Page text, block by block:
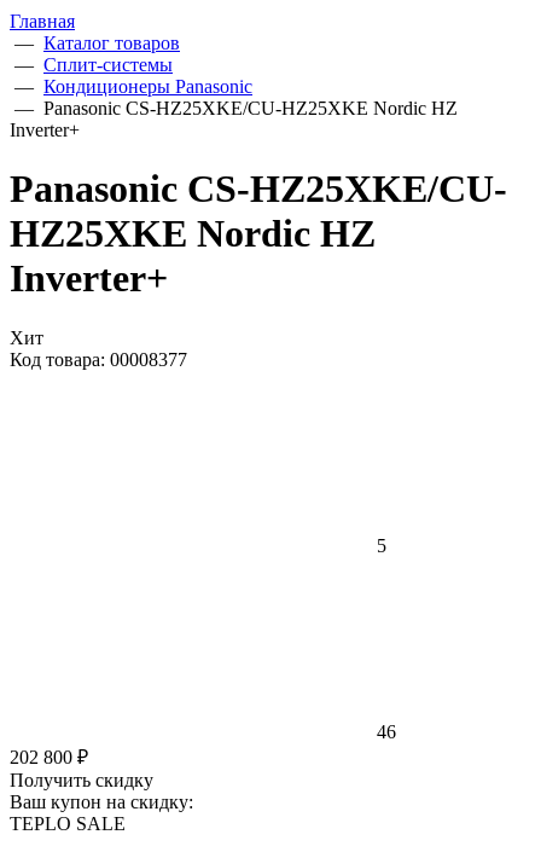
Главная
— Каталог товаров
— Сплит-системы
— Кондиционеры Panasonic
— Panasonic CS-HZ25XKE/CU-HZ25XKE Nordic HZ
Inverter+
Panasonic CS-HZ25XKE/CU-
HZ25XKE Nordic HZ
Inverter+
Хит
Код товара: 00008377
5
46
202 800 ₽
Получить скидку
Ваш купон на скидку:
TEPLO SALE